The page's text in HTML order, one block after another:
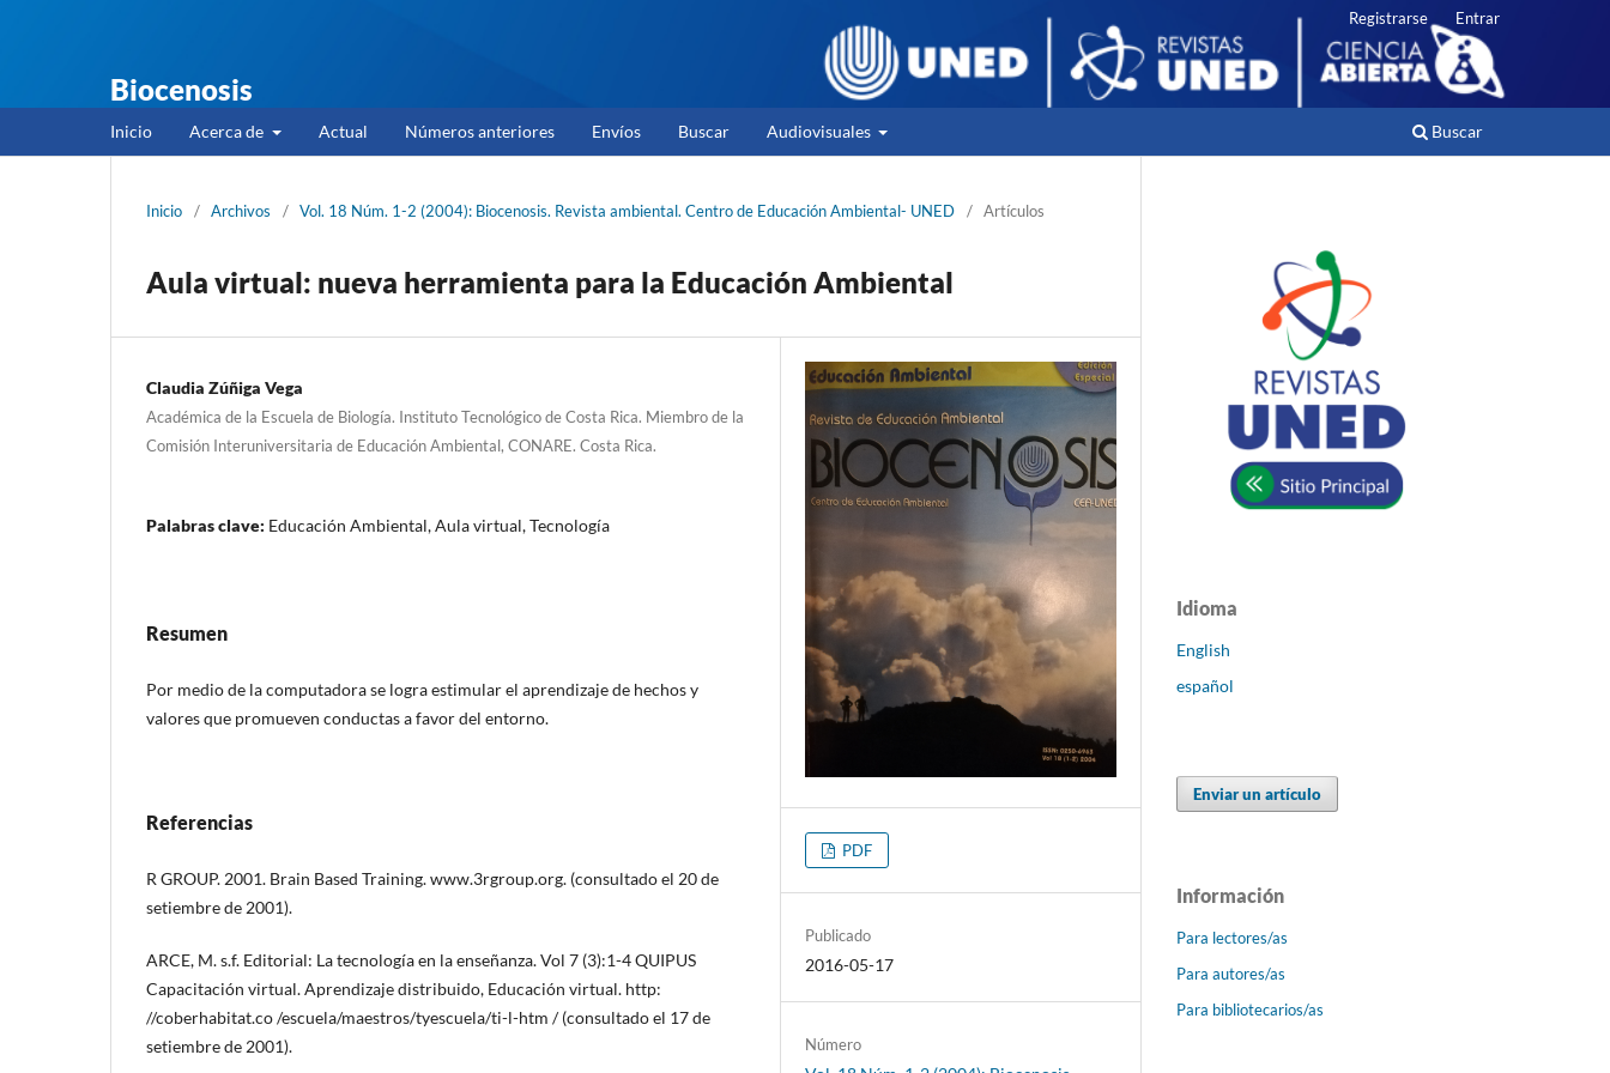
Biocenosis
Inicio Acerca de Actual Números anteriores Envíos Buscar Audiovisuales Buscar
Registrarse Entrar
Inicio / Archivos / Vol. 18 Núm. 1-2 (2004): Biocenosis. Revista ambiental. Centro de Educación Ambiental- UNED / Artículos
Aula virtual: nueva herramienta para la Educación Ambiental
Claudia Zúñiga Vega
Académica de la Escuela de Biología. Instituto Tecnológico de Costa Rica. Miembro de la
Comisión Interuniversitaria de Educación Ambiental, CONARE. Costa Rica.
Palabras clave: Educación Ambiental, Aula virtual, Tecnología
Resumen
Por medio de la computadora se logra estimular el aprendizaje de hechos y
valores que promueven conductas a favor del entorno.
Referencias
R GROUP. 2001. Brain Based Training. www.3rgroup.org. (consultado el 20 de
setiembre de 2001).
ARCE, M. s.f. Editorial: La tecnología en la enseñanza. Vol 7 (3):1-4 QUIPUS
Capacitación virtual. Aprendizaje distribuido, Educación virtual. http:
//coberhabitat.co /escuela/maestros/tyescuela/ti-l-htm / (consultado el 17 de
setiembre de 2001).
PDF
Publicado
2016-05-17
Número
Idioma
English
español
Enviar un artículo
Información
Para lectores/as
Para autores/as
Para bibliotecarios/as